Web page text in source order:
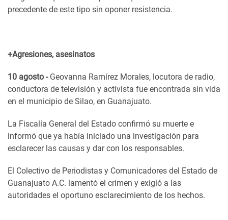
precedente de este tipo sin oponer resistencia.
+Agresiones, asesinatos
10 agosto -Geovanna Ramírez Morales, locutora de radio,
conductora de televisión y activista fue encontrada sin vida
en el municipio de Silao, en Guanajuato.
La Fiscalía General del Estado confirmó su muerte e
informó que ya había iniciado una investigación para
esclarecer las causas y dar con los responsables.
El Colectivo de Periodistas y Comunicadores del Estado de
Guanajuato A.C. lamentó el crimen y exigió a las
autoridades el oportuno esclarecimiento de los hechos.